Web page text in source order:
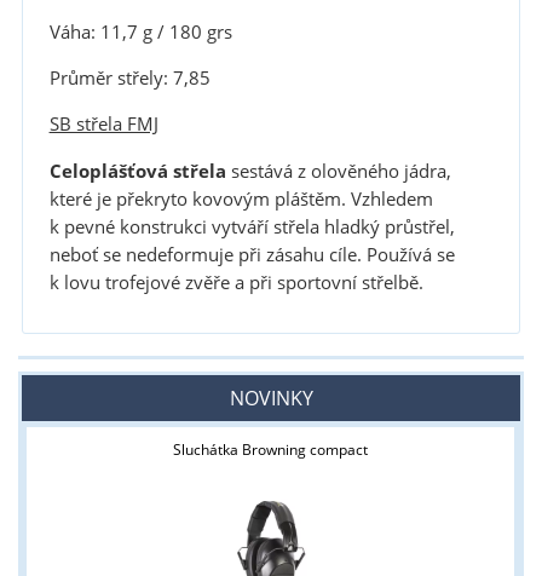
Váha: 11,7 g / 180 grs
Průměr střely: 7,85
SB střela FMJ
Celoplášťová střela sestává z olověného jádra,
které je překryto kovovým pláštěm. Vzhledem
k pevné konstrukci vytváří střela hladký průstřel,
neboť se nedeformuje při zásahu cíle. Používá se
k lovu trofejové zvěře a při sportovní střelbě.
NOVINKY
Sluchátka Browning compact